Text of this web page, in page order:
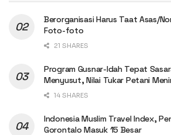
Berorganisasi Harus Taat Asas/
Foto-foto
21 SHARES
Program Gusnar-Idah Tepat
Menyusut, Nilai Tukar Petani
14 SHARES
Indonesia Muslim Travel Index,
Gorontalo Masuk 15 Besar